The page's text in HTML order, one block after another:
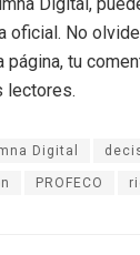
Digital,
oficial. No
tu
lectores.
Digital
PROFECO